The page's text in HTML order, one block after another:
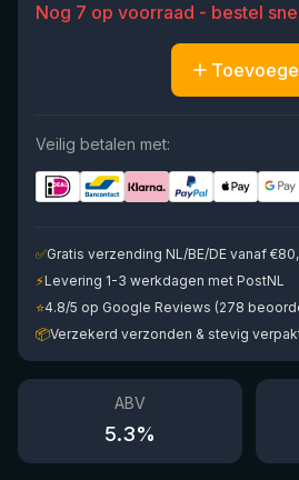
Nog 7 op voorraad - bestel
Veilig betalen met:
✅Gratis verzending NL/BE/DE vanaf
⚡Levering 1-3 werkdagen met PostNL
⭐4.8/5 op Google Reviews (278
📦Verzekerd verzonden & stevig
ABV
5.3%